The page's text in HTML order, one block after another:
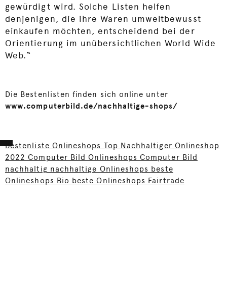
gewürdigt wird. Solche Listen helfen
denjenigen, die ihre Waren umweltbewusst
einkaufen möchten, entscheidend bei der
Orientierung im unübersichtlichen World Wide
Web.“
Die Bestenlisten finden sich online unter
www.computerbild.de/nachhaltige-shops/
Bestenliste Onlineshops Top Nachhaltiger Onlineshop
2022 Computer Bild Onlineshops Computer Bild
nachhaltig nachhaltige Onlineshops beste
Onlineshops Bio beste Onlineshops Fairtrade